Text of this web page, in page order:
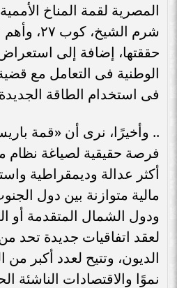
المصرية لقمة المناخ
شرم الشيخ،
حققتها، إضافة إلى
الوطنية فى التعامل مع
فى استخدام الطاقة
.. وأخيرًا، نرى أن «قمة
فرصة حقيقية لصياغة نظام
أكثر عدالة وديمقراطية
مالية متوازنة بين دول
ودول الشمال المتقدمة أو
لعقد اتفاقيات جديدة تحد
الديون، وتتيح لعدد أكبر من
نموًا والاقتصادات الناشئة